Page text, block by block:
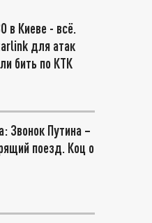
в Киеве - всё.
для атак
бить по КТК
Звонок Путина –
поезд. Коц о